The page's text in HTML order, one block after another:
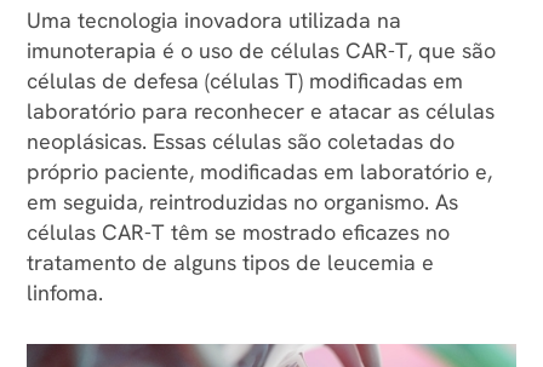
Uma tecnologia inovadora utilizada na
imunoterapia é o uso de células CAR-T, que são
células de defesa (células T) modificadas em
laboratório para reconhecer e atacar as células
neoplásicas. Essas células são coletadas do
próprio paciente, modificadas em laboratório e,
em seguida, reintroduzidas no organismo. As
células CAR-T têm se mostrado eficazes no
tratamento de alguns tipos de leucemia e
linfoma.